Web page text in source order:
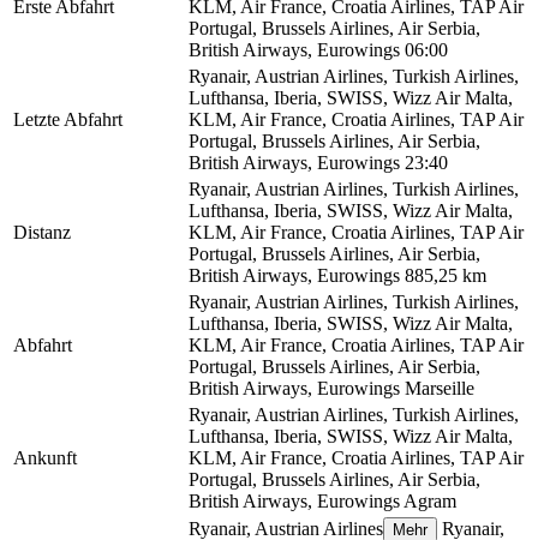
Erste Abfahrt
KLM, Air France, Croatia Airlines, TAP Air
Portugal, Brussels Airlines, Air Serbia,
British Airways, Eurowings 06:00
Letzte Abfahrt
Ryanair, Austrian Airlines, Turkish Airlines,
Lufthansa, Iberia, SWISS, Wizz Air Malta,
KLM, Air France, Croatia Airlines, TAP Air
Portugal, Brussels Airlines, Air Serbia,
British Airways, Eurowings 23:40
Distanz
Ryanair, Austrian Airlines, Turkish Airlines,
Lufthansa, Iberia, SWISS, Wizz Air Malta,
KLM, Air France, Croatia Airlines, TAP Air
Portugal, Brussels Airlines, Air Serbia,
British Airways, Eurowings 885,25 km
Abfahrt
Ryanair, Austrian Airlines, Turkish Airlines,
Lufthansa, Iberia, SWISS, Wizz Air Malta,
KLM, Air France, Croatia Airlines, TAP Air
Portugal, Brussels Airlines, Air Serbia,
British Airways, Eurowings Marseille
Ankunft
Ryanair, Austrian Airlines, Turkish Airlines,
Lufthansa, Iberia, SWISS, Wizz Air Malta,
KLM, Air France, Croatia Airlines, TAP Air
Portugal, Brussels Airlines, Air Serbia,
British Airways, Eurowings Agram
Ryanair, Austrian Airlines Mehr
Ryanair,